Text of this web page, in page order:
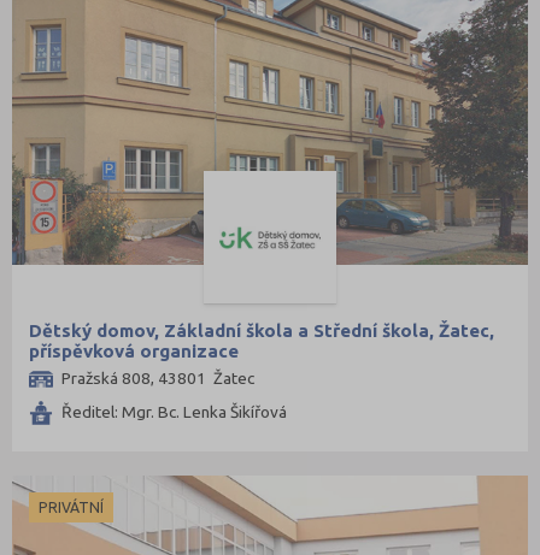
Dětský domov, Základní škola a Střední škola, Žatec,
příspěvková organizace
Pražská 808, 43801 Žatec
Ředitel: Mgr. Bc. Lenka Šikířová
PRIVÁTNÍ